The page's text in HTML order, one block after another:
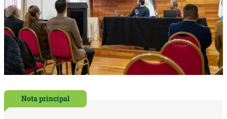
Nota principal